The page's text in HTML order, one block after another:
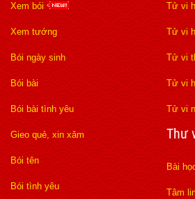
Xem bói
Xem tướng
Bói ngày sinh
Bói bài
Bói bài tình yêu
Gieo quẻ, xin xăm
Bói tên
Bói tình yêu
Tử vi
Tử vi
Tử vi
Tử vi
Tử vi
Thư
Bài
Tâm